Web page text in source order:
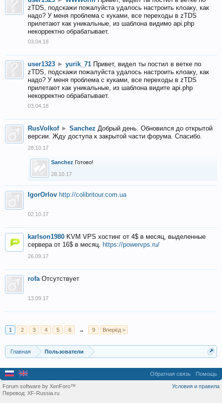
zTDS, подскажи пожалуйста удалось настроить клоаку, как
надо? У меня проблема с куками, все переходы в zTDS
прилетают как уникальные, из шаблона видимо api.php
некорректно обрабатывает.
03.04.18
user1323 ► yurik_71 Привет, видел ты постил в ветке по
zTDS, подскажи пожалуйста удалось настроить клоаку, как
надо? У меня проблема с куками, все переходы в zTDS
прилетают как уникальные, из шаблона видите api.php
некорректно обрабатывает.
03.04.18
RusVolkof ► Sanchez Добрый день. Обновился до открытой
версии. Жду доступа к закрытой части форума. Спасибо.
28.10.17
Sanchez Готово!
28.10.17
IgorOrlov http://colibritour.com.ua
02.10.17
karlson1980 KVM VPS хостинг от 4$ в месяц, выделенные
сервера от 16$ в месяц. https://powervps.ru/
26.09.17
rofa Отсутствует
13.09.17
1 2 3 4 5 6 → 9 Вперёд >
Главная Пользователи
Обратная связь Помощь
Условия и правила
Forum software by XenForo™
Перевод: XF-Russia.ru